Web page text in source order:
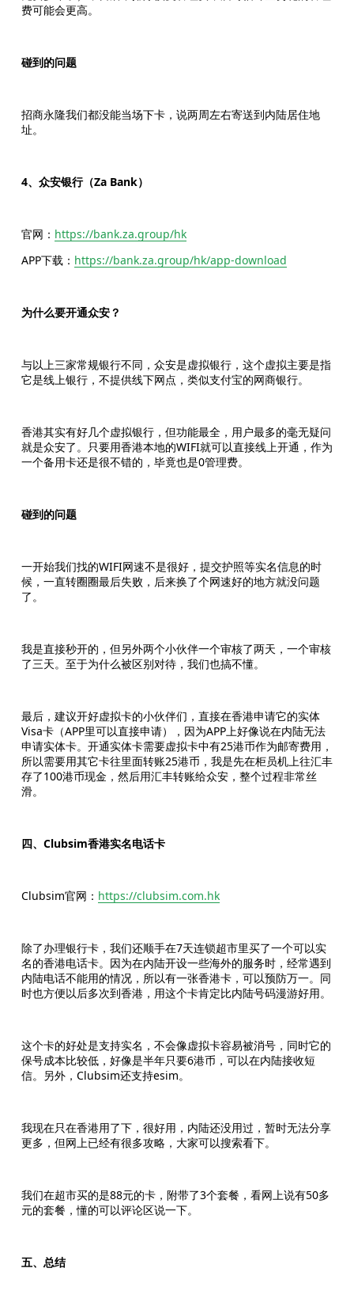
费可能会更高。
碰到的问题
招商永隆我们都没能当场下卡，说两周左右寄送到内陆居住地
址。
4、众安银行（Za Bank）
官网： https://bank.za.group/hk
APP下载： https://bank.za.group/hk/app-download
为什么要开通众安？
与以上三家常规银行不同，众安是虚拟银行，这个虚拟主要是指
它是线上银行，不提供线下网点，类似支付宝的网商银行。
香港其实有好几个虚拟银行，但功能最全，用户最多的毫无疑问
就是众安了。只要用香港本地的WIFI就可以直接线上开通，作为
一个备用卡还是很不错的，毕竟也是0管理费。
碰到的问题
一开始我们找的WIFI网速不是很好，提交护照等实名信息的时
候，一直转圈圈最后失败，后来换了个网速好的地方就没问题
了。
我是直接秒开的，但另外两个小伙伴一个审核了两天，一个审核
了三天。至于为什么被区别对待，我们也搞不懂。
最后，建议开好虚拟卡的小伙伴们，直接在香港申请它的实体
Visa卡（APP里可以直接申请），因为APP上好像说在内陆无法
申请实体卡。开通实体卡需要虚拟卡中有25港币作为邮寄费用，
所以需要用其它卡往里面转账25港币，我是先在柜员机上往汇丰
存了100港币现金，然后用汇丰转账给众安，整个过程非常丝
滑。
四、Clubsim香港实名电话卡
Clubsim官网： https://clubsim.com.hk
除了办理银行卡，我们还顺手在7天连锁超市里买了一个可以实
名的香港电话卡。因为在内陆开设一些海外的服务时，经常遇到
内陆电话不能用的情况，所以有一张香港卡，可以预防万一。同
时也方便以后多次到香港，用这个卡肯定比内陆号码漫游好用。
这个卡的好处是支持实名，不会像虚拟卡容易被消号，同时它的
保号成本比较低，好像是半年只要6港币，可以在内陆接收短
信。另外，Clubsim还支持esim。
我现在只在香港用了下，很好用，内陆还没用过，暂时无法分享
更多，但网上已经有很多攻略，大家可以搜索看下。
我们在超市买的是88元的卡，附带了3个套餐，看网上说有50多
元的套餐，懂的可以评论区说一下。
五、总结